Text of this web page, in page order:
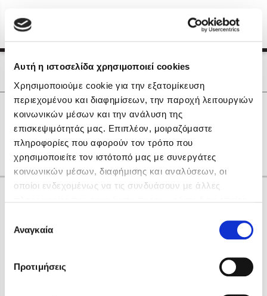
Αυτή η ιστοσελίδα χρησιμοποιεί cookies
Χρησιμοποιούμε cookie για την εξατομίκευση
περιεχομένου και διαφημίσεων, την παροχή λειτουργιών
κοινωνικών μέσων και την ανάλυση της
επισκεψιμότητάς μας. Επιπλέον, μοιραζόμαστε
πληροφορίες που αφορούν τον τρόπο που
χρησιμοποιείτε τον ιστότοπό μας με συνεργάτες
κοινωνικών μέσων, διαφήμισης και αναλύσεων, οι
οποίοι ενδεχομένως να τις συνδυάσουν με άλλες
των υπηρεσιών τους. Αν συνεχίσετε να χρησιμοποιείτε
την ιστοσελίδα μας, συναινείτε στη χρήση των cookies
συγκατάθεσης
Αναγκαία
Προτιμήσεις
Δημοφιλή Βιβλία
Lidia Branković
Το ξενοδοχείο των συναισθημάτων
Οι Συγγραφείς μας
0 Αποτελέσματα
D K N R Γ Θ Λ Ξ Ο Π